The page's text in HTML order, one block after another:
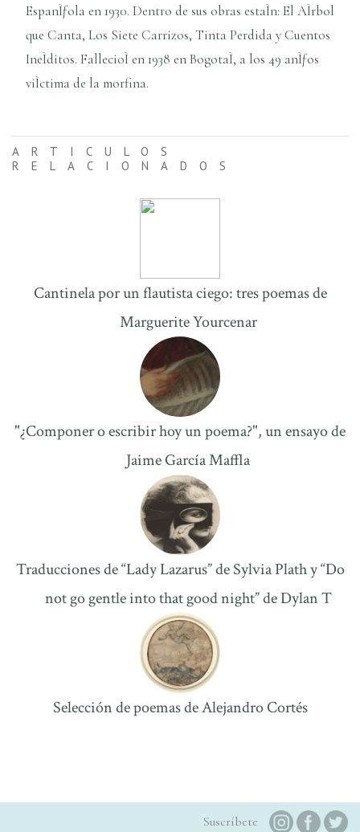
EspanÌƒola en 1930. Dentro de sus obras estaÌn: El AÌrbol
que Canta, Los Siete Carrizos, Tinta Perdida y Cuentos
IneÌditos. FallecioÌ en 1938 en BogotaÌ, a los 49 anÌƒos
viÌctima de la morfina.
ARTICULOS
RELACIONADOS
Cantinela por un flautista ciego: tres poemas de
Marguerite Yourcenar
"¿Componer o escribir hoy un poema?", un ensayo de
Jaime García Maffla
Traducciones de “Lady Lazarus” de Sylvia Plath y “Do
not go gentle into that good night” de Dylan T
Selección de poemas de Alejandro Cortés
Suscríbete